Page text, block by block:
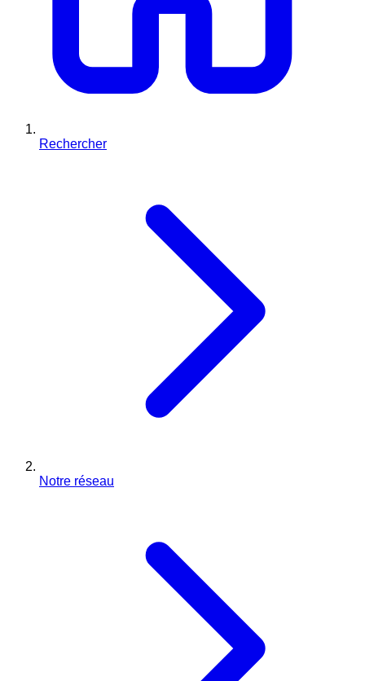
Rechercher
Notre réseau